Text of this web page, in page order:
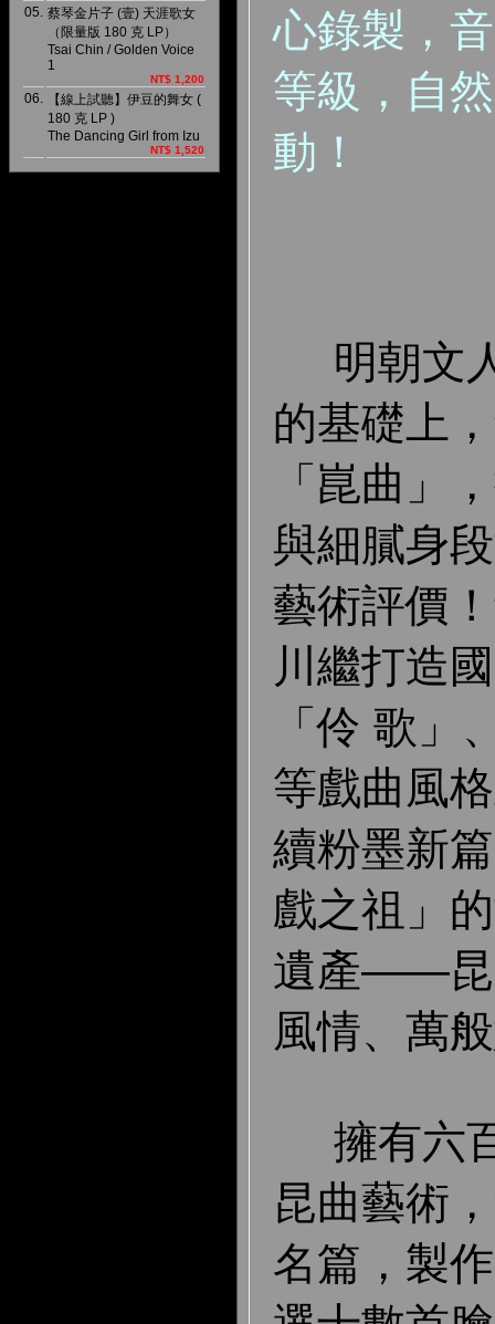
05. 蔡琴金片子 (壹) 天涯歌女
（限量版 180 克 LP）
Tsai Chin / Golden Voice
1
NT$ 1,200
06.
【線上試聽】伊豆的舞女 (
180 克 LP )
The Dancing Girl from Izu
NT$ 1,520
心錄製，
等級，自
動！
明朝文
的基礎上
「崑曲」
與細膩身
藝術評價
川繼打造
「伶 歌」
等戲曲風
續粉墨新
戲之祖」
遺產——昆
風情、萬
擁有六
昆曲藝術
名篇，製